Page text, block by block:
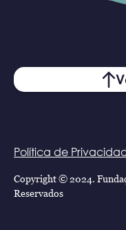
Política de
Copyright © 2024.
Reservados